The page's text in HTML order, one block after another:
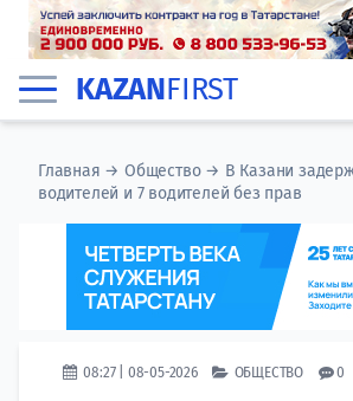
KAZANFIRST
Главная →Общество→ В Казани
водителей и 7 водителей без прав
08:27 | 08-05-2026 ОБЩЕСТВО 0